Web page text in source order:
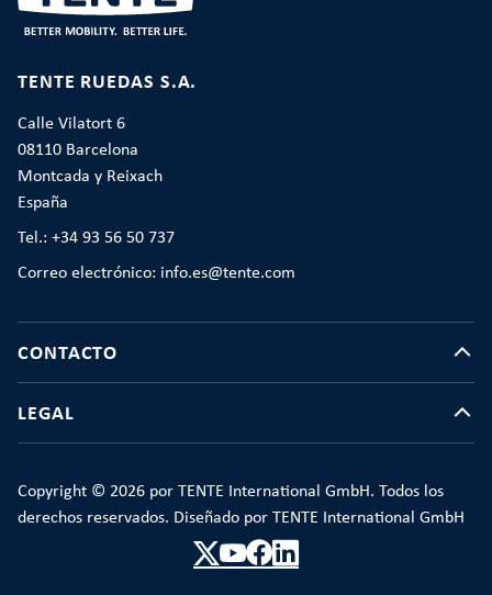
TENTE RUEDAS S.A.
Calle Vilatort 6
08110 Barcelona
Montcada y Reixach
España
Tel.: +34 93 56 50 737
Correo electrónico: info.es@tente.com
CONTACTO
LEGAL
Copyright © 2026 por TENTE International GmbH. Todos los
derechos reservados. Diseñado por TENTE International GmbH